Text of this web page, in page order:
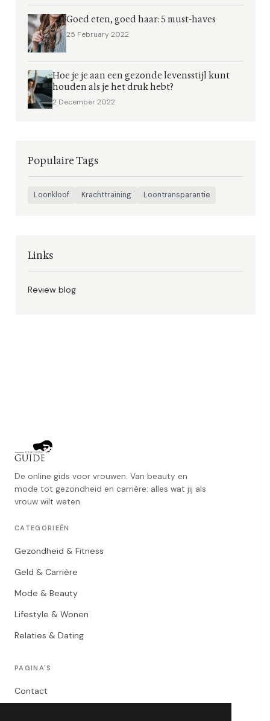
Goed eten, goed haar: 5 must-haves
25 February 2022
Hoe je je aan een gezonde levensstijl kunt
houden als je het druk hebt?
2 December 2022
Populaire Tags
Loonkloof Krachttraining Loontransparantie
Links
Review blog
De online gids voor vrouwen. Van beauty en
mode tot gezondheid en carrière: alles wat jij als
vrouw wilt weten.
CATEGORIEËN
Gezondheid & Fitness
Geld & Carrière
Mode & Beauty
Lifestyle & Wonen
Relaties & Dating
PAGINA'S
Contact